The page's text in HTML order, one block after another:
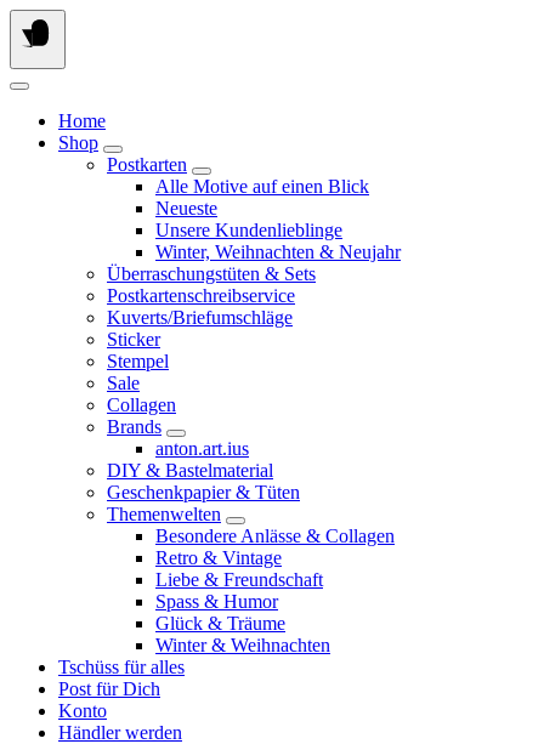
Springe
zum
Inhalt
Home
Shop
Postkarten
Alle Motive auf einen Blick
Neueste
Unsere Kundenlieblinge
Winter, Weihnachten & Neujahr
Überraschungstüten & Sets
Postkartenschreibservice
Kuverts/Briefumschläge
Sticker
Stempel
Sale
Collagen
Brands
anton.art.ius
DIY & Bastelmaterial
Geschenkpapier & Tüten
Themenwelten
Besondere Anlässe & Collagen
Retro & Vintage
Liebe & Freundschaft
Spass & Humor
Glück & Träume
Winter & Weihnachten
Tschüss für alles
Post für Dich
Konto
Händler werden